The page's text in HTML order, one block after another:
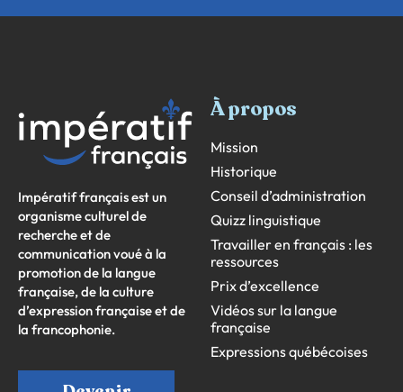
Impératif français est un
organisme culturel de
recherche et de
communication voué à la
promotion de la langue
française, de la culture
d’expression française et de
la francophonie.
À propos
Mission
Historique
Conseil d’administration
Quizz linguistique
Travailler en français : les
ressources
Prix d’excellence
Vidéos sur la langue
française
Expressions québécoises